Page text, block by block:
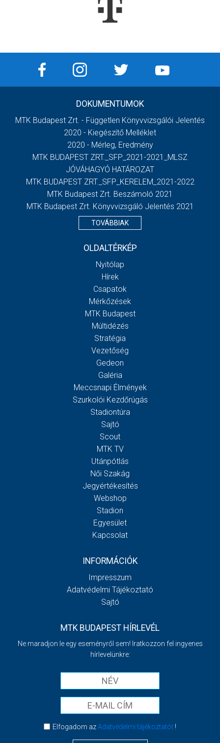
DOKUMENTUMOK
MTK Budapest Zrt. - Független Könyvvizsgálói Jelentés
2020 - Kiegészítő Melléklet
2020 - Mérleg, Eredmény
MTK BUDAPEST ZRT._SFP_2021-2021_MLSZ
JÓVÁHAGYÓ HATÁROZAT
MTK BUDAPEST ZRT._SFP_KERELEM_2021-2022
MTK Budapest Zrt. Beszámoló 2021
MTK Budapest Zrt. Könyvvizsgáló Jelentés 2021
TOVÁBBIAK
OLDALTÉRKÉP
Nyitólap
Hírek
Csapatok
Mérkőzések
MTK Budapest
Múltidézés
Stratégia
Vezetőség
Gedeon
Galéria
Meccsnapi Élmények
Szurkolói Kezdőrúgás
Stadiontúra
Sajtó
Scout
MTK TV
Utánpótlás
Női Szakág
Jegyértékesítés
Webshop
Stadion
Egyesület
Kapcsolat
INFORMÁCIÓK
Impresszum
Adatvédelmi Tájékoztató
Sajtó
MTK BUDAPEST HÍRLEVÉL
Ne maradjon le egy eseményről sem! Iratkozzon fel ingyenes
hírlevelünkre:
Elfogadom azAdatvédelmi tájékoztatót!